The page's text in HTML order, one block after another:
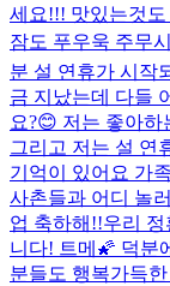
세요!!! 맛있는것
잠도 푸우욱 주무
분 설 연휴가 시작
금 지났는데 다들
요?😊 저는 좋아
그리고 저는 설 연
기억이 있어요 가
사촌들과 어디 놀
업 축하해!!우리
니다! 트메🌠 덕분
분들도 행복가득